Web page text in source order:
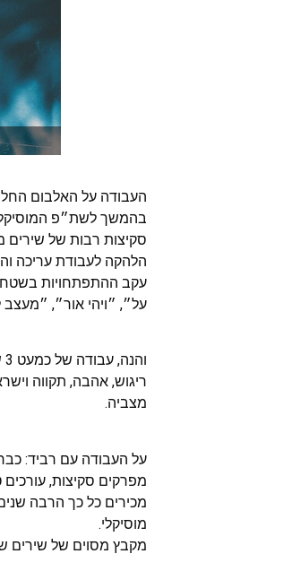
בהמשך לשת״פ המוסיקלי
סקיצות רבות של שירים
הלהקה לעבודת עריכה
עקב ההתפתחויות בשטח
על״, ״ויהי אור״,
ריגוש, אהבה, תקווה
מצביה.
מפרקים סקיצות,
מכירים כל כך הרבה
מוסיקלי.
מקבץ מסוים של שירים